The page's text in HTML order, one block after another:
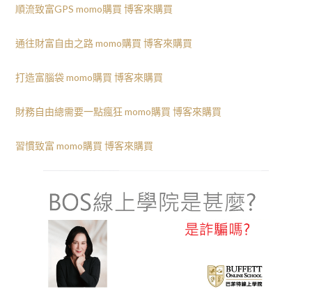
順流致富GPS momo購買 博客來購買
通往財富自由之路momo購買 博客來購買
打造富腦袋momo購買 博客來購買
財務自由總需要一點瘋狂momo購買 博客來購買
習慣致富 momo購買 博客來購買